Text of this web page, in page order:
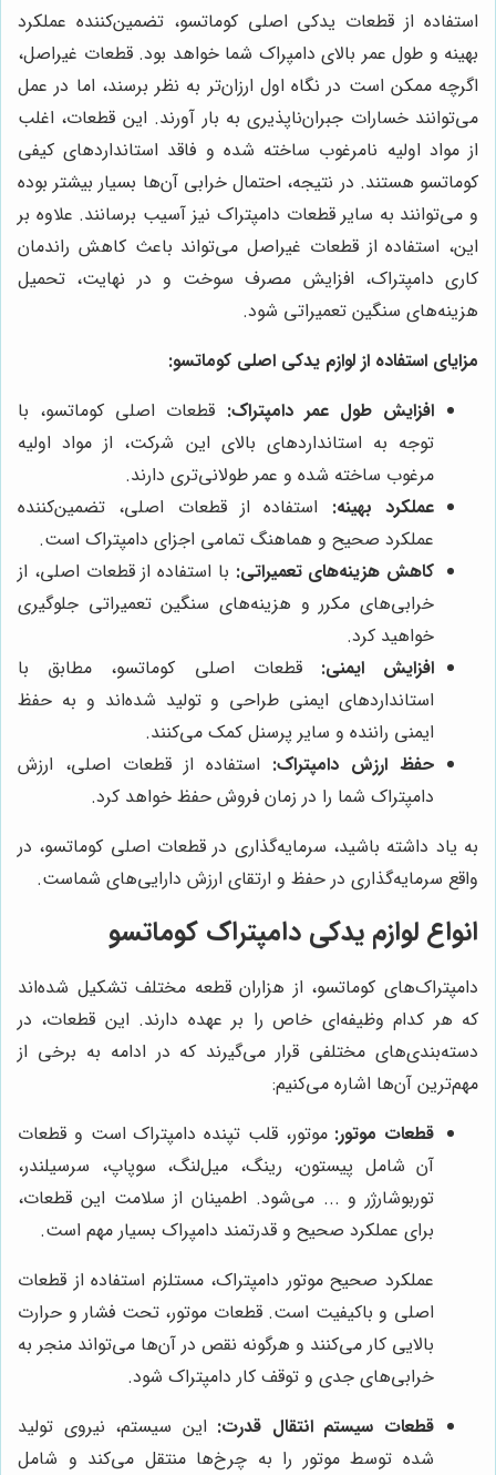
استفاده از قطعات یدکی اصلی کوماتسو، تضمین‌کننده عملکرد
بهینه و طول عمر بالای دامپراک شما خواهد بود. قطعات غیراصل،
اگرچه ممکن است در نگاه اول ارزان‌تر به نظر برسند، اما در عمل
می‌توانند خسارات جبران‌ناپذیری به بار آورند. این قطعات، اغلب
از مواد اولیه نامرغوب ساخته شده و فاقد استانداردهای کیفی
کوماتسو هستند. در نتیجه، احتمال خرابی آن‌ها بسیار بیشتر بوده
و می‌توانند به سایر قطعات دامپتراک نیز آسیب برسانند. علاوه بر
این، استفاده از قطعات غیراصل می‌تواند باعث کاهش راندمان
کاری دامپتراک، افزایش مصرف سوخت و در نهایت، تحمیل
هزینه‌های سنگین تعمیراتی شود.
مزایای استفاده از لوازم یدکی اصلی کوماتسو:
افزایش طول عمر دامپتراک: قطعات اصلی کوماتسو، با
توجه به استانداردهای بالای این شرکت، از مواد اولیه
مرغوب ساخته شده و عمر طولانی‌تری دارند.
عملکرد بهینه: استفاده از قطعات اصلی، تضمین‌کننده
عملکرد صحیح و هماهنگ تمامی اجزای دامپتراک است.
کاهش هزینه‌های تعمیراتی: با استفاده از قطعات اصلی، از
خرابی‌های مکرر و هزینه‌های سنگین تعمیراتی جلوگیری
خواهید کرد.
افزایش ایمنی: قطعات اصلی کوماتسو، مطابق با
استانداردهای ایمنی طراحی و تولید شده‌اند و به حفظ
ایمنی راننده و سایر پرسنل کمک می‌کنند.
حفظ ارزش دامپتراک: استفاده از قطعات اصلی، ارزش
دامپتراک شما را در زمان فروش حفظ خواهد کرد.
به یاد داشته باشید، سرمایه‌گذاری در قطعات اصلی کوماتسو، در
واقع سرمایه‌گذاری در حفظ و ارتقای ارزش دارایی‌های شماست.
انواع لوازم یدکی دامپتراک کوماتسو
دامپتراک‌های کوماتسو، از هزاران قطعه مختلف تشکیل شده‌اند
که هر کدام وظیفه‌ای خاص را بر عهده دارند. این قطعات، در
دسته‌بندی‌های مختلفی قرار می‌گیرند که در ادامه به برخی از
مهم‌ترین آن‌ها اشاره می‌کنیم:
قطعات موتور: موتور، قلب تپنده دامپتراک است و قطعات
آن شامل پیستون، رینگ، میل‌لنگ، سوپاپ، سرسیلندر،
توربوشارژر و ... می‌شود. اطمینان از سلامت این قطعات،
برای عملکرد صحیح و قدرتمند دامپراک بسیار مهم است.
عملکرد صحیح موتور دامپتراک، مستلزم استفاده از قطعات
اصلی و باکیفیت است. قطعات موتور، تحت فشار و حرارت
بالایی کار می‌کنند و هرگونه نقص در آن‌ها می‌تواند منجر به
خرابی‌های جدی و توقف کار دامپتراک شود.
قطعات سیستم انتقال قدرت: این سیستم، نیروی تولید
شده توسط موتور را به چرخ‌ها منتقل می‌کند و شامل